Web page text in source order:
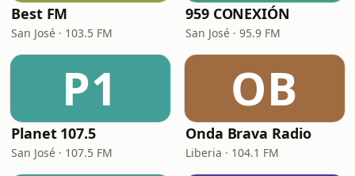
Best FM
San José · 103.5 FM
959 CONEXIÓN
San José · 95.9 FM
P1
Planet 107.5
San José · 107.5 FM
OB
Onda Brava Radio
Liberia · 104.1 FM